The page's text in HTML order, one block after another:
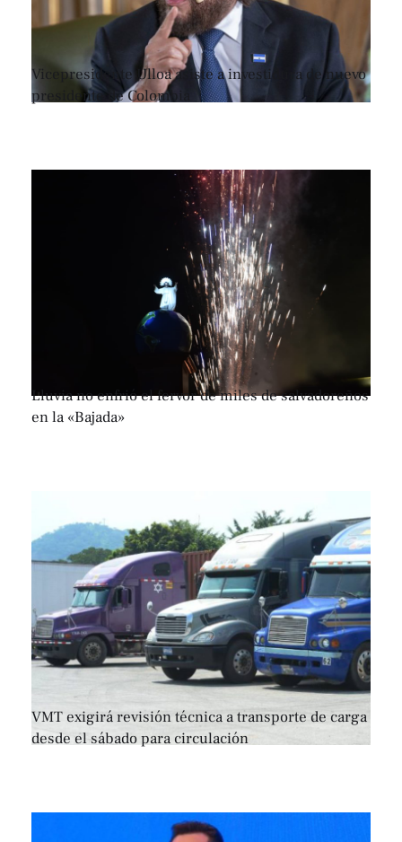
Vicepresidente Ulloa asiste a investidura de nuevo
presidente de Colombia
Lluvia no enfrió el fervor de miles de salvadoreños
en la «Bajada»
VMT exigirá revisión técnica a transporte de carga
desde el sábado para circulación